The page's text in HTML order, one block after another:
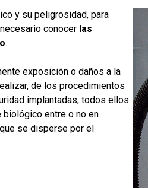
y su peligrosidad, para
conocer las
.
exposición o daños a la
de los procedimientos
implantadas, todos ellos
entre o no en
se disperse por el